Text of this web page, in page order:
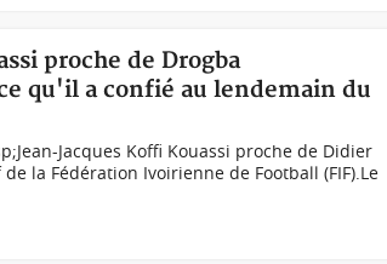
proche de Drogba
qu'il a confié au lendemain du
Jacques Koffi Kouassi proche de Didier
la Fédération Ivoirienne de Football (FIF).Le